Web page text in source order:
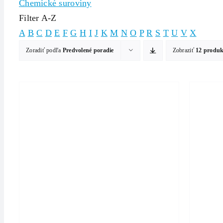
Chemické suroviny
Filter A-Z
A B C D E F G H I J K M N O P R S T U V X
Zoradiť podľa Predvolené poradie Zobraziť 12